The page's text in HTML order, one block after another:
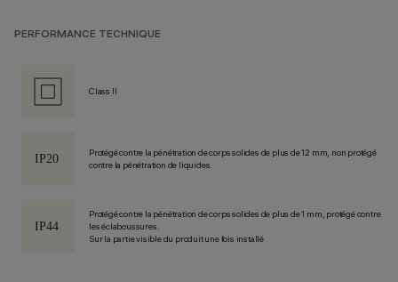
PERFORMANCE TECHNIQUE
Class II
Protégé contre la pénétration de corps solides de plus de 12 mm, non protégé
contre la pénétration de liquides.
Protégé contre la pénétration de corps solides de plus de 1 mm, protégé contre
les éclaboussures.
Sur la partie visible du produit une fois installé